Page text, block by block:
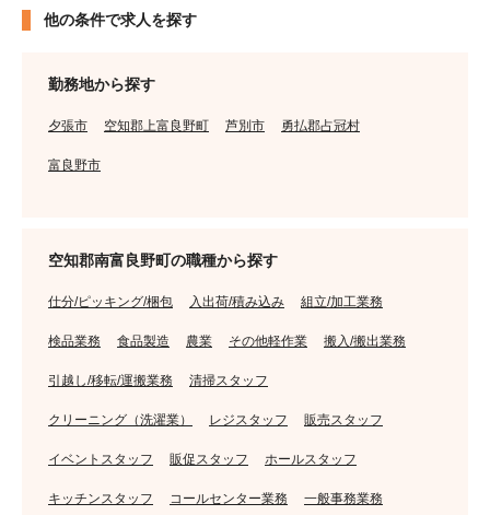
他の条件で求人を探す
勤務地から探す
夕張市 空知郡上富良野町 芦別市 勇払郡占冠村
富良野市
空知郡南富良野町の職種から探す
仕分/ピッキング/梱包 入出荷/積み込み 組立/加工業務
検品業務 食品製造 農業 その他軽作業 搬入/搬出業務
引越し/移転/運搬業務 清掃スタッフ
クリーニング（洗濯業） レジスタッフ 販売スタッフ
イベントスタッフ 販促スタッフ ホールスタッフ
キッチンスタッフ コールセンター業務 一般事務業務